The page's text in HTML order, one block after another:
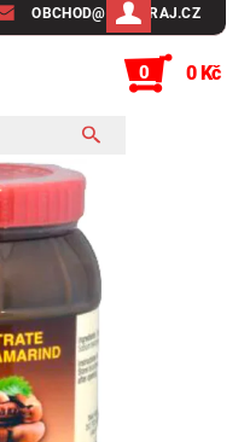
OBCHOD@SUSHIRAJ.CZ
0 0 Kč